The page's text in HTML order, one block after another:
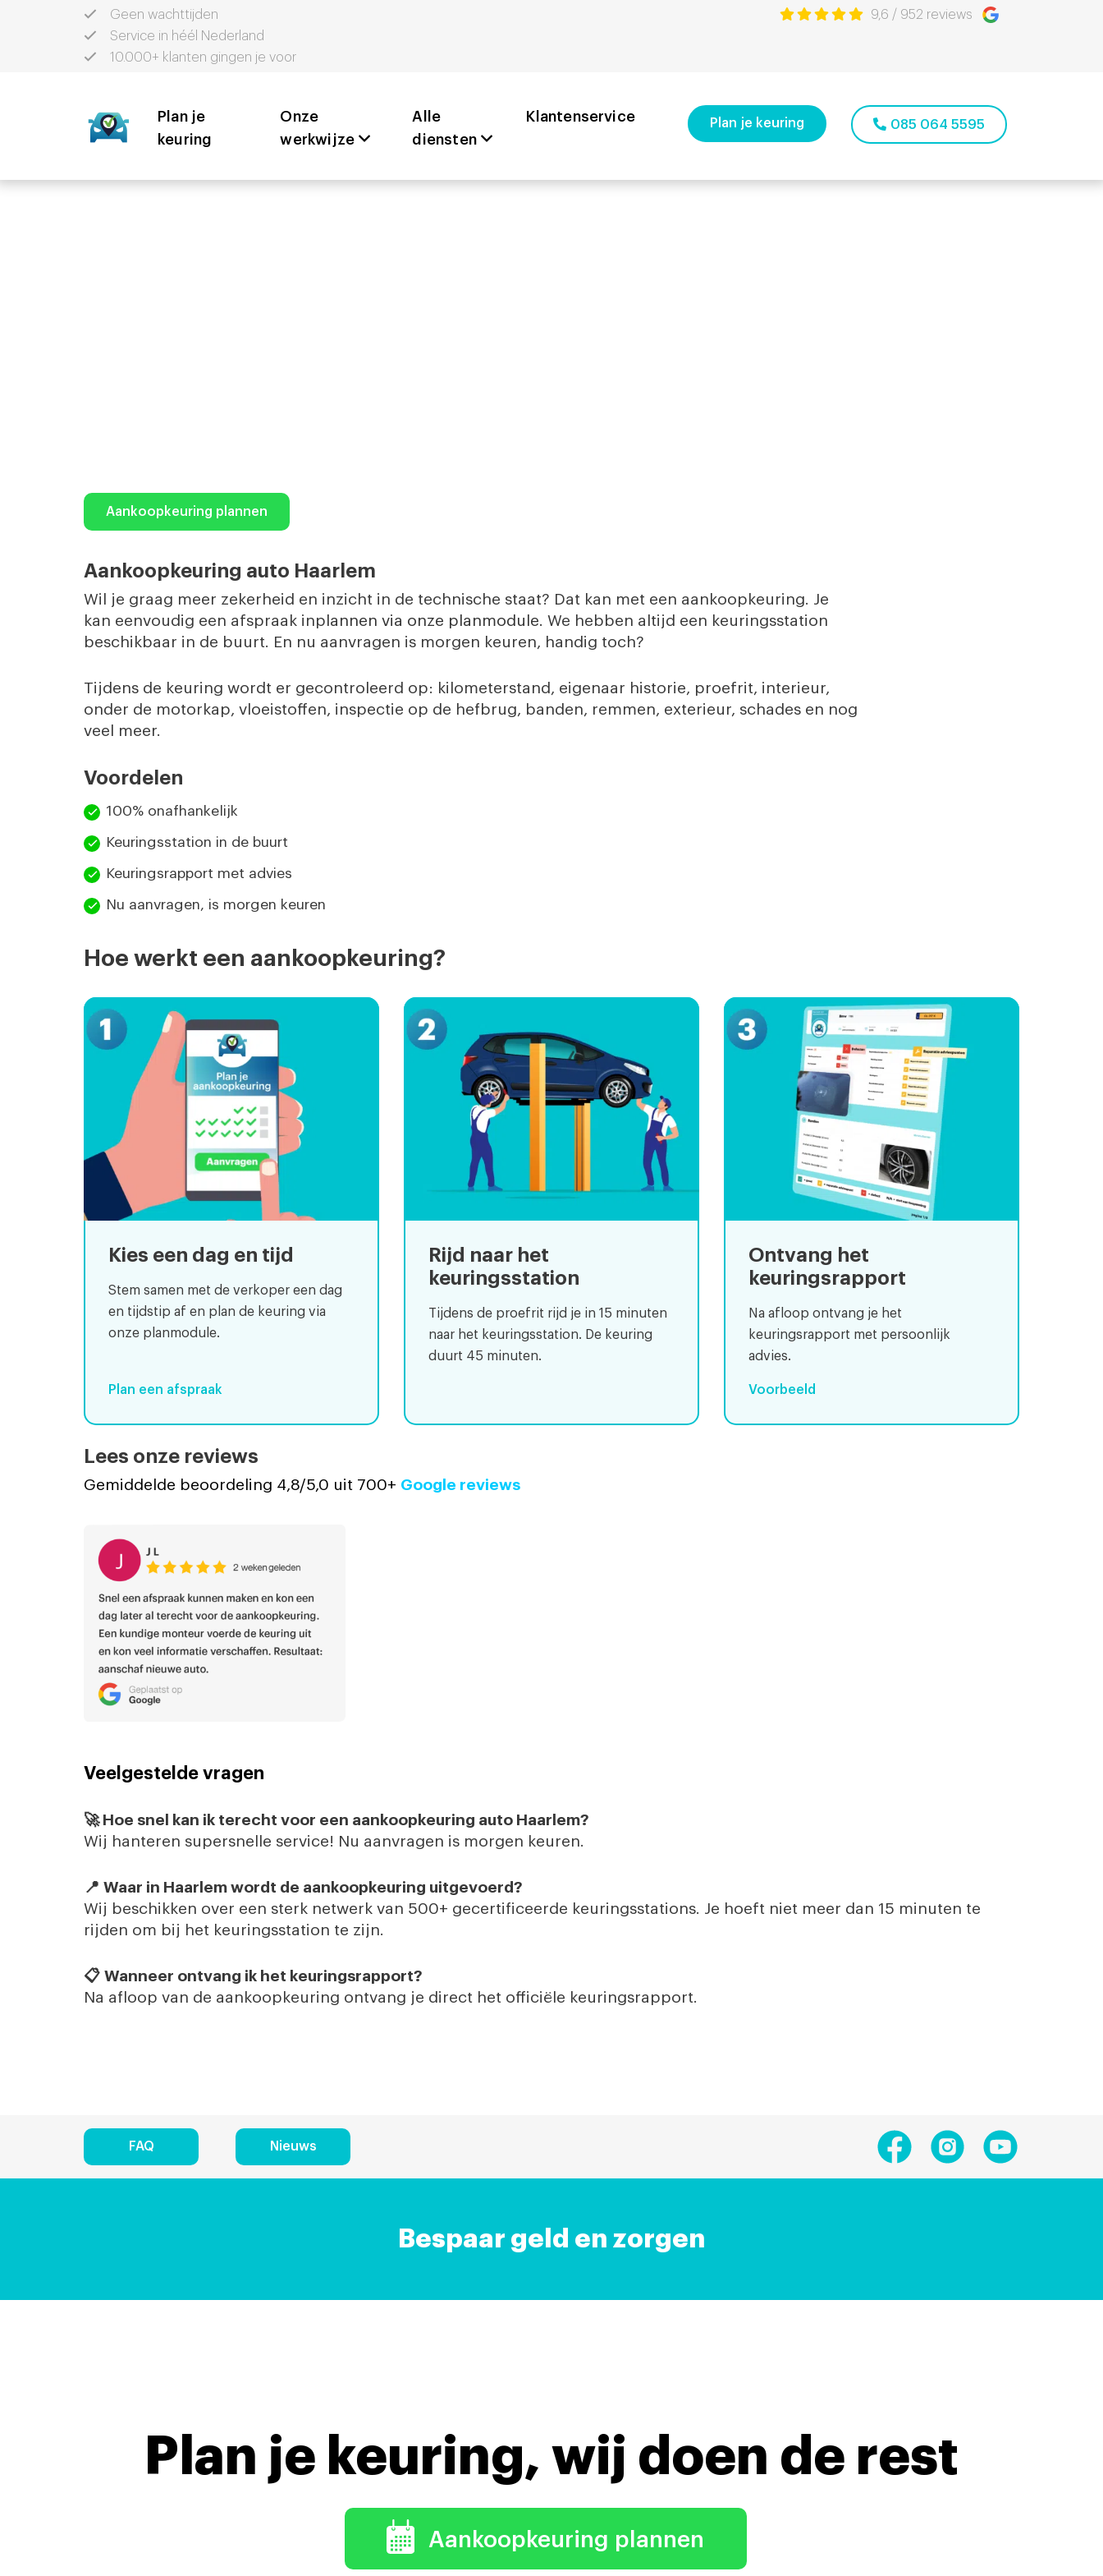
Geen wachttijden
Service in héél Nederland
10.000+ klanten gingen je voor
9,6 / 952 reviews
Plan je
keuring
Onze
werkwijze
Alle
diensten
Klantenservice Plan je keuring 085 064 5595
Aankoopkeuring auto Haarlem
Aankoopkeuring plannen
Aankoopkeuring auto Haarlem
Wil je graag meer zekerheid en inzicht in de technische staat? Dat kan met een aankoopkeuring. Je
kan eenvoudig een afspraak inp lannen via onze planmodule. We hebben altijd een keuringsstation
beschikbaar in de buurt. En nu aanvragen is morgen keuren, handig toch?
Tijdens de keuring wordt er gecontroleerd op: kilometerstand, eigenaar historie, proefrit, interieur,
onder de motorkap, vloeistoffen, inspectie op de hefbrug, banden, remmen, exterieur, schades en nog
veel meer.
Voordelen
100% onafhankelijk
Keuringsstation in de buurt
Keuringsrapport met advies
Nu aanvragen, is morgen keuren
Hoe werkt een aankoopkeuring?
Kies een dag en tijd
Stem samen met de verkoper een dag
en tijdstip af en plan de keuring via
onze planmodule.
Plan een afspraak
Rijd naar het
keuringsstation
Tijdens de proefrit rijd je in 15 minuten
naar het keuringsstation. De keuring
duurt 45 minuten.
Ontvang het
keuringsrapport
Na afloop ontvang je het
keuringsrapport met persoonlijk
advies.
Voorbeeld
Lees onze reviews
Gemiddelde beoordeling 4,8/5,0 uit 700+ Google reviews
Veelgestelde vragen
🚀 Hoe snel kan ik terecht voor een aankoopkeuring auto Haarlem?
Wij hanteren supersnelle service! Nu aanvragen is morgen keuren.
📍 Waar in Haarlem wordt de aankoopkeuring uitgevoerd?
Wij beschikken over een sterk netwerk van 500+ gecertificeerde keuringsstations. Je hoeft niet meer dan 15 minuten te
rijden om bij het keuringsstation te zijn.
📋 Wanneer ontvang ik het keuringsrapport?
Na afloop van de aankoopkeuring ontvang je direct het officiële keuringsrapport.
FAQ Nieuws
Bespaar geld en zorgen
Plan je keuring, wij doen de rest
Aankoopkeuring plannen